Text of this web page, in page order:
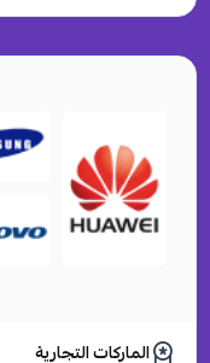
الماركات التجارية